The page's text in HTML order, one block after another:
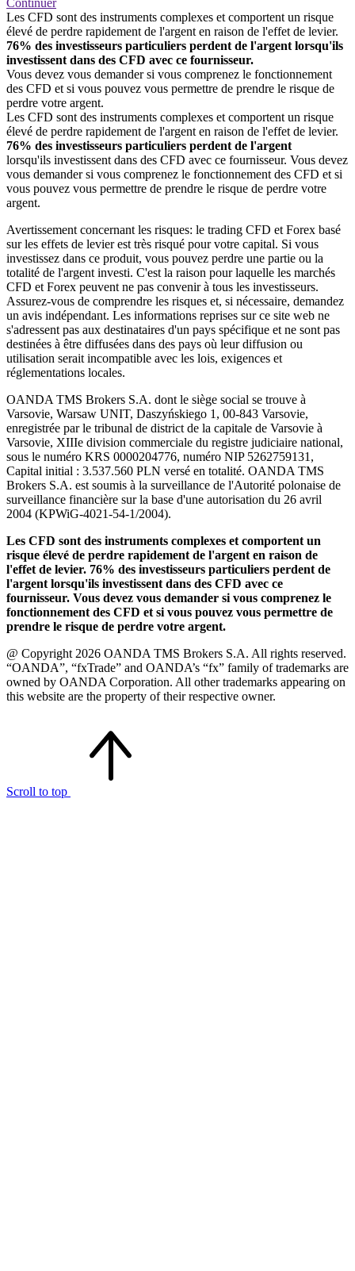
Les CFD sont des instruments complexes et comportent un risque
élevé de perdre rapidement de l'argent en raison de l'effet de levier.
76% des investisseurs particuliers perdent de l'argent lorsqu'ils
investissent dans des CFD avec ce fournisseur.
Vous devez vous demander si vous comprenez le fonctionnement
des CFD et si vous pouvez vous permettre de prendre le risque de
perdre votre argent.
Les CFD sont des instruments complexes et comportent un risque
élevé de perdre rapidement de l'argent en raison de l'effet de levier.
76% des investisseurs particuliers perdent de l'argent
lorsqu'ils investissent dans des CFD avec ce fournisseur. Vous devez
vous demander si vous comprenez le fonctionnement des CFD et si
vous pouvez vous permettre de prendre le risque de perdre votre
argent.
Avertissement concernant les risques: le trading CFD et Forex basé
sur les effets de levier est très risqué pour votre capital. Si vous
investissez dans ce produit, vous pouvez perdre une partie ou la
totalité de l'argent investi. C'est la raison pour laquelle les marchés
CFD et Forex peuvent ne pas convenir à tous les investisseurs.
Assurez-vous de comprendre les risques et, si nécessaire, demandez
un avis indépendant. Les informations reprises sur ce site web ne
s'adressent pas aux destinataires d'un pays spécifique et ne sont pas
destinées à être diffusées dans des pays où leur diffusion ou
utilisation serait incompatible avec les lois, exigences et
réglementations locales.
OANDA TMS Brokers S.A. dont le siège social se trouve à
Varsovie, Warsaw UNIT, Daszyńskiego 1, 00-843 Varsovie,
enregistrée par le tribunal de district de la capitale de Varsovie à
Varsovie, XIIIe division commerciale du registre judiciaire national,
sous le numéro KRS 0000204776, numéro NIP 5262759131,
Capital initial : 3.537.560 PLN versé en totalité. OANDA TMS
Brokers S.A. est soumis à la surveillance de l'Autorité polonaise de
surveillance financière sur la base d'une autorisation du 26 avril
2004 (KPWiG-4021-54-1/2004).
Les CFD sont des instruments complexes et comportent un
risque élevé de perdre rapidement de l'argent en raison de
l'effet de levier. 76% des investisseurs particuliers perdent de
l'argent lorsqu'ils investissent dans des CFD avec ce
fournisseur. Vous devez vous demander si vous comprenez le
fonctionnement des CFD et si vous pouvez vous permettre de
prendre le risque de perdre votre argent.
@ Copyright 2026 OANDA TMS Brokers S.A. All rights reserved.
“OANDA”, “fxTrade” and OANDA’s “fx” family of trademarks are
owned by OANDA Corporation. All other trademarks appearing on
this website are the property of their respective owner.
Scroll to top